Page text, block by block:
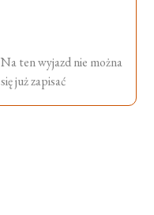
Na ten wyjazd nie można
się już zapisać